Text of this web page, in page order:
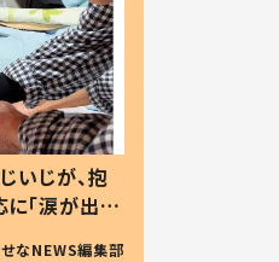
いじが、抱
「涙が出ま
せなNEWS編集部